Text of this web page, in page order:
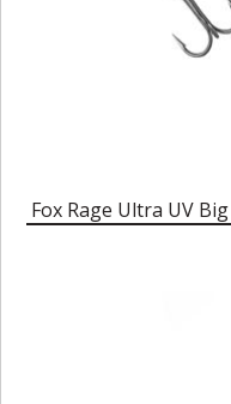
Fox Rage Ultra UV